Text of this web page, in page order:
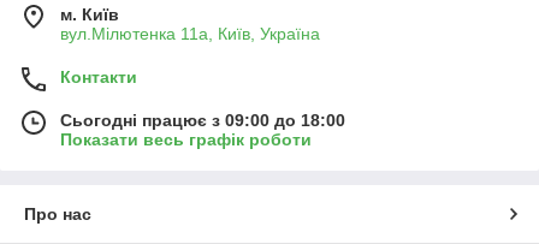
м. Київ
вул.Мілютенка 11а, Київ, Україна
Контакти
Сьогодні працює з 09:00 до 18:00
Показати весь графік роботи
Про нас